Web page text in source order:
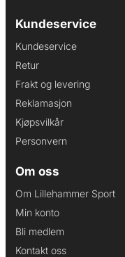
Kundeservice
Kundeservice
Retur
Frakt og levering
Reklamasjon
Kjøpsvilkår
Personvern
Om oss
Om Lillehammer Sport
Min konto
Bli medlem
Kontakt oss